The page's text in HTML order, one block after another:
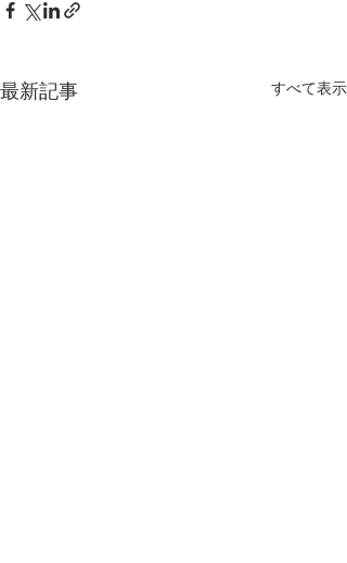
最新記事 すべて表示